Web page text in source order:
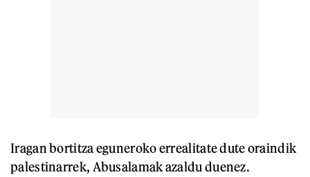
Iragan bortitza eguneroko errealitate dute oraindik
palestinarrek, Abusalamak azaldu duenez.